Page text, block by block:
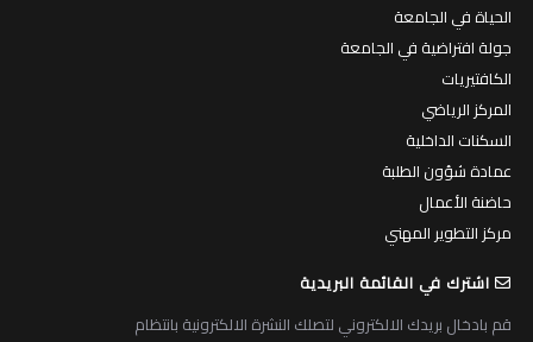
الحياة في الجامعة
جولة افتراضية في الجامعة
الكافتيريات
المركز الرياضي
السكنات الداخلية
عمادة شؤون الطلبة
حاضنة الأعمال
مركز التطوير المهني
اشترك في القائمة البريدية
قم بادخال بريدك الالكتروني لتصلك النشرة الالكترونية بانتظام